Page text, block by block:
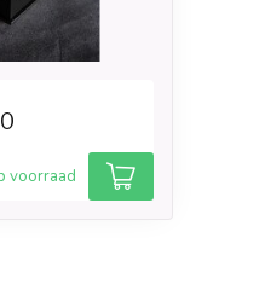
voorraad